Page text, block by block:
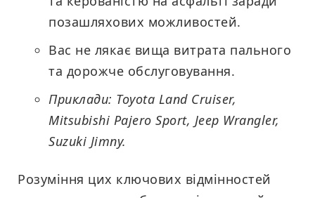
позашляхових можливостей.
Вас не лякає вища витрата пального
та дорожче обслуговування.
Приклади: Toyota Land Cruiser,
Mitsubishi Pajero Sport, Jeep Wrangler,
Suzuki Jimny.
Розуміння цих ключових відмінностей